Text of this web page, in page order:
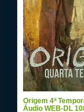
Origem 4ª
Áudio WEB-DL